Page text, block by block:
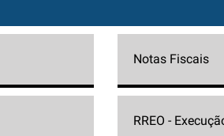
Notas Fiscais
RREO -